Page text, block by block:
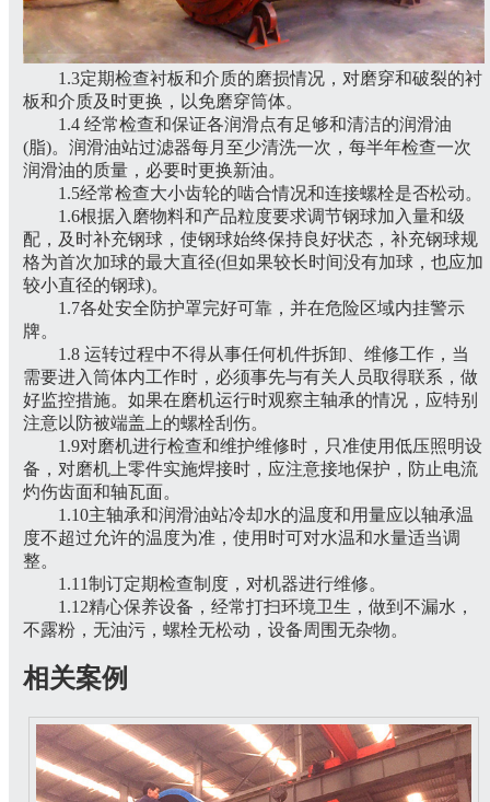
1.3定期检查衬板和介质的磨损情况，对磨穿和破裂的衬
板和介质及时更换，以免磨穿筒体。
1.4 经常检查和保证各润滑点有足够和清洁的润滑油
(脂)。润滑油站过滤器每月至少清洗一次，每半年检查一次
润滑油的质量，必要时更换新油。
1.5经常检查大小齿轮的啮合情况和连接螺栓是否松动。
1.6根据入磨物料和产品粒度要求调节钢球加入量和级
配，及时补充钢球，使钢球始终保持良好状态，补充钢球规
格为首次加球的最大直径(但如果较长时间没有加球，也应加
较小直径的钢球)。
1.7各处安全防护罩完好可靠，并在危险区域内挂警示
牌。
1.8 运转过程中不得从事任何机件拆卸、维修工作，当
需要进入筒体内工作时，必须事先与有关人员取得联系，做
好监控措施。如果在磨机运行时观察主轴承的情况，应特别
注意以防被端盖上的螺栓刮伤。
1.9对磨机进行检查和维护维修时，只准使用低压照明设
备，对磨机上零件实施焊接时，应注意接地保护，防止电流
灼伤齿面和轴瓦面。
1.10主轴承和润滑油站冷却水的温度和用量应以轴承温
度不超过允许的温度为准，使用时可对水温和水量适当调
整。
1.11制订定期检查制度，对机器进行维修。
1.12精心保养设备，经常打扫环境卫生，做到不漏水，
不露粉，无油污，螺栓无松动，设备周围无杂物。
相关案例